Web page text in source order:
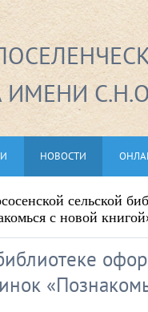
ИМЕНИ
НОВОСТИ
сельской
с новой